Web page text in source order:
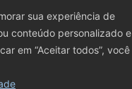
sua experiência de
conteúdo personalizado e
em “Aceitar todos”, você